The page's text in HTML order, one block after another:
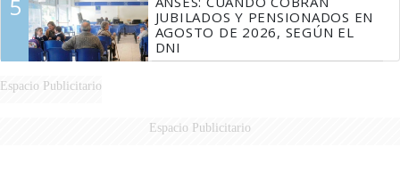
5
JUBILADOS Y PENSIONADOS EN
AGOSTO DE 2026, SEGÚN EL
DNI
Espacio Publicitario
Espacio Publicitario